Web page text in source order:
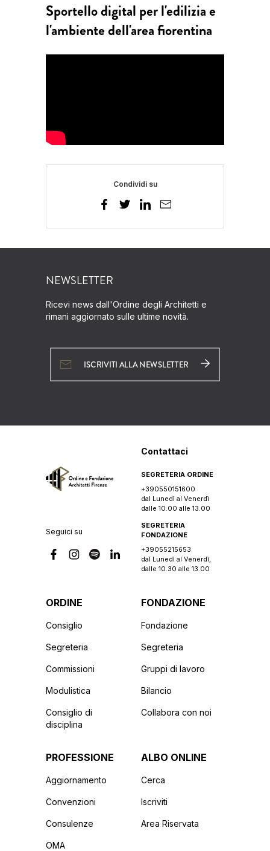
Sportello digital per l'edilizia e
l'ambiente dell'area fiorentina
Condividi su
NEWSLETTER
Ricevi news dall'Ordine degli Architetti e
rimani aggiornato sulle ultime novità.
ISCRIVITI ALLA NEWSLETTER
Seguici su
Contattaci
SEGRETERIA ORDINE
+390550151600
dal Lunedì al Venerdì
dalle 10.00 alle 13.00
SEGRETERIA
FONDAZIONE
+39055215653
dal Lunedì al Venerdì,
dalle 10.30 alle 13.00
ORDINE
Consiglio
Segreteria
Commissioni
Modulistica
Consiglio di
disciplina
FONDAZIONE
Fondazione
Segreteria
Gruppi di lavoro
Bilancio
Collabora con noi
PROFESSIONE
Aggiornamento
Convenzioni
Consulenze
OMA
ALBO ONLINE
Cerca
Iscriviti
Area Riservata